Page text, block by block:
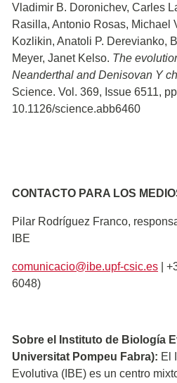
Vladimir B. Doronichev, Carles
Rasilla, Antonio Rosas, Michael
Kozlikin, Anatoli P. Derevianko,
Meyer, Janet Kelso. The
Neanderthal and Denisovan Y
Science. Vol. 369, Issue 6511,
10.1126/science.abb6460
CONTACTO PARA LOS
Pilar Rodríguez Franco,
IBE
comunicacio@ibe.upf-csic.es |
6048)
Sobre el Instituto de Biología
Universitat Pompeu Fabra): El
Evolutiva (IBE) es un centro